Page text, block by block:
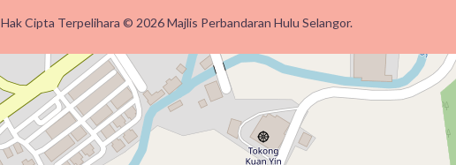
Hak Cipta Terpelihara © 2026 Majlis Perbandaran Hulu Selangor.